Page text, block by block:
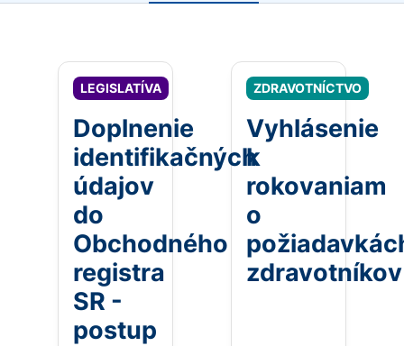
LEGISLATÍVA
Doplnenie
identifikačných
údajov
do
Obchodného
registra
SR -
postup
ZDRAVOTNÍCTVO
Vyhlásenie
k
rokovaniam
o
zdravotníkov